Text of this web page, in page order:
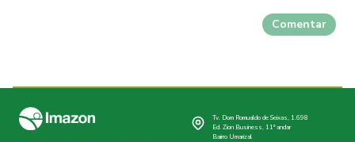
Comentar
Tv. Dom Romualdo de Seixas, 1.698
Ed. Zion Business, 11º andar
Bairro Umarizal